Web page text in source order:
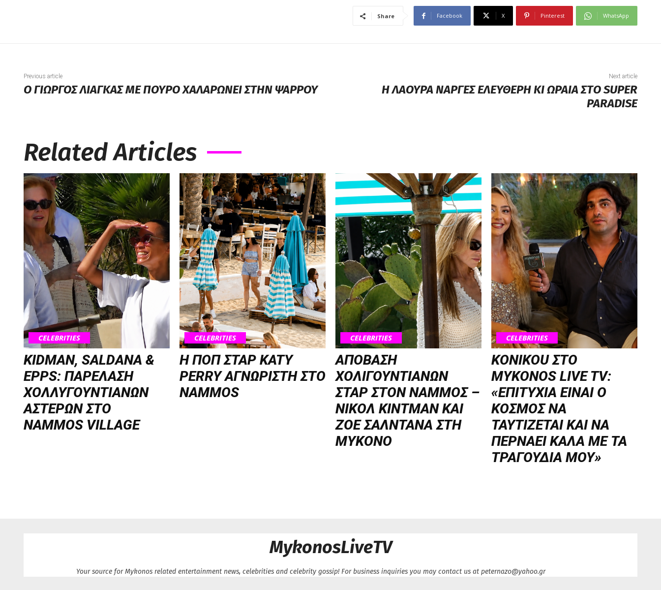
Share Facebook X Pinterest WhatsApp
Previous article
Ο ΓΙΩΡΓΟΣ ΛΙΑΓΚΑΣ ΜΕ ΠΟΥΡΟ ΧΑΛΑΡΩΝΕΙ ΣΤΗΝ ΨΑΡΡΟΥ
Next article
Η ΛΑΟΥΡΑ ΝΑΡΓΕΣ ΕΛΕΥΘΕΡΗ ΚΙ ΩΡΑΙΑ ΣΤO SUPER
PARADISE
Related Articles
CELEBRITIES
KIDMAN, SALDANA &
EPPS: ΠΑΡΕΛΑΣΗ
ΧΟΛΛΥΓΟΥΝΤΙΑΝΩΝ
ΑΣΤΕΡΩΝ ΣΤΟ
NAMMOS VILLAGE
CELEBRITIES
H ΠΟΠ ΣΤΑΡ KATY
PERRY ΑΓΝΩΡΙΣΤΗ ΣΤΟ
NAMMOS
CELEBRITIES
ΑΠΟΒΑΣΗ
ΧΟΛΙΓΟΥΝΤΙΑΝΩΝ
ΣΤΑΡ ΣΤΟΝ NΑΜΜΟΣ –
ΝΙΚΟΛ ΚΙΝΤΜΑΝ ΚΑΙ
ΖΟΕ ΣΑΛΝΤΑΝΑ ΣΤΗ
ΜΥΚΟΝΟ
CELEBRITIES
KONIKOU ΣΤΟ
MYKONOS LIVE TV:
«ΕΠΙΤΥΧΙΑ ΕΙΝΑΙ Ο
ΚΟΣΜΟΣ ΝΑ
ΤΑΥΤΙΖΕΤΑΙ KAI ΝΑ
ΠΕΡΝΑΕΙ ΚΑΛΑ ΜΕ ΤΑ
ΤΡΑΓΟΥΔΙΑ ΜΟΥ»
MykonosLiveTV
Your source for Mykonos related entertainment news, celebrities and celebrity gossip! For business inquiries you may contact us at peternazo@yahoo.gr